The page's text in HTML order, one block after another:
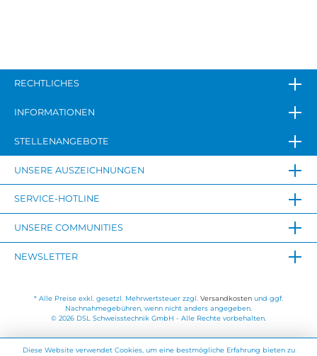
RECHTLICHES
INFORMATIONEN
STELLENANGEBOTE
UNSERE AUSZEICHNUNGEN
SERVICE-HOTLINE
UNSERE COMMUNITIES
NEWSLETTER
* Alle Preise exkl. gesetzl. Mehrwertsteuer zzgl. Versandkosten und ggf.
Nachnahmegebühren, wenn nicht anders angegeben.
© 2026 DSL Schweisstechnik GmbH - Alle Rechte vorbehalten.
Diese Website verwendet Cookies, um eine bestmögliche Erfahrung bieten zu